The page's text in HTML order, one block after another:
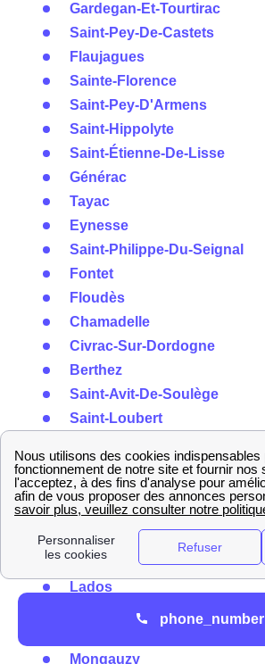
Gardegan-Et-Tourtirac
Saint-Pey-De-Castets
Flaujagues
Sainte-Florence
Saint-Pey-D'Armens
Saint-Hippolyte
Saint-Étienne-De-Lisse
Générac
Tayac
Eynesse
Saint-Philippe-Du-Seignal
Fontet
Floudès
Chamadelle
Civrac-Sur-Dordogne
Berthez
Saint-Avit-De-Soulège
Saint-Loubert
Blaignac
Bieujac
Loupiac-De-La-Réole
Saint-Laurent-Du-Plan
Origne
Lados
Saint-Hilaire-De-La-Noaille
Mongauzy
phone_number